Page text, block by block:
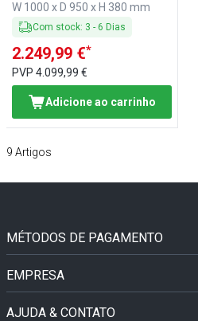
W 1000 x D 950 x H 380 mm
Com stock: 3 - 6 Dias
2.249,99 €*
PVP 4.099,99 €
Adicione ao carrinho
9 Artigos
MÉTODOS DE PAGAMENTO
EMPRESA
AJUDA & CONTATO